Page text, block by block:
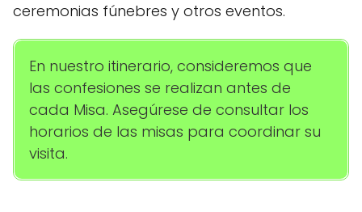
ceremonias fúnebres y otros eventos.
En nuestro itinerario, consideremos que
las confesiones se realizan antes de
cada Misa. Asegúrese de consultar los
horarios de las misas para coordinar su
visita.